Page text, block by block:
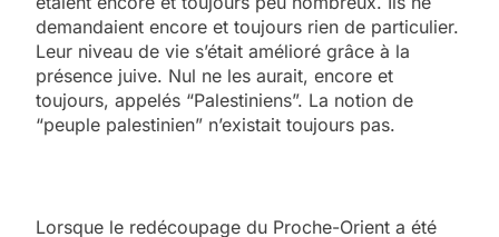
demandaient encore et toujours rien de particulier.
Leur niveau de vie s’était amélioré grâce à la
présence juive. Nul ne les aurait, encore et
toujours, appelés “Palestiniens”. La notion de
“peuple palestinien” n’existait toujours pas.
Lorsque le redécoupage du Proche-Orient a été